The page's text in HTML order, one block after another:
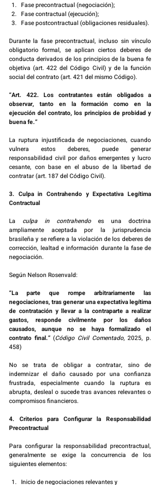
Fase precontractual (negociación);
Fase contractual (ejecución);
Fase postcontractual (obligaciones residuales).
Durante la fase precontractual, incluso sin vínculo
obligatorio formal, se aplican ciertos deberes de
conducta derivados de los principios de la buena fe
objetiva (art. 422 del Código Civil) y de la función
social del contrato (art. 421 del mismo Código).
“Art. 422. Los contratantes están obligados a
observar, tanto en la formación como en la
ejecución del contrato, los principios de probidad y
buena fe.”
La ruptura injustificada de negociaciones, cuando
vulnera estos deberes, puede generar
responsabilidad civil por daños emergentes y lucro
cesante, con base en el abuso de la libertad de
contratar (art. 187 del Código Civil).
3. Culpa in Contrahendo y Expectativa Legítima
Contractual
La culpa in contrahendo es una doctrina
ampliamente aceptada por la jurisprudencia
brasileña y se refiere a la violación de los deberes de
corrección, lealtad e información durante la fase de
negociación.
Según Nelson Rosenvald:
“La parte que rompe arbitrariamente las
negociaciones, tras generar una expectativa legítima
de contratación y llevar a la contraparte a realizar
gastos, responde civilmente por los daños
causados, aunque no se haya formalizado el
contrato final.” (Código Civil Comentado, 2025, p.
458)
No se trata de obligar a contratar, sino de
indemnizar el daño causado por una confianza
frustrada, especialmente cuando la ruptura es
abrupta, desleal o sucede tras avances relevantes o
compromisos financieros.
4. Criterios para Configurar la Responsabilidad
Precontractual
Para configurar la responsabilidad precontractual,
generalmente se exige la concurrencia de los
siguientes elementos:
Inicio de negociaciones relevantes y